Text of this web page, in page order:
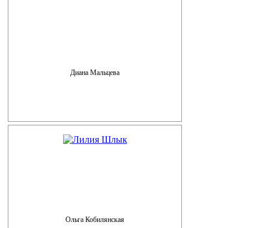
Диана Мальцева
Ольга Кобилянская